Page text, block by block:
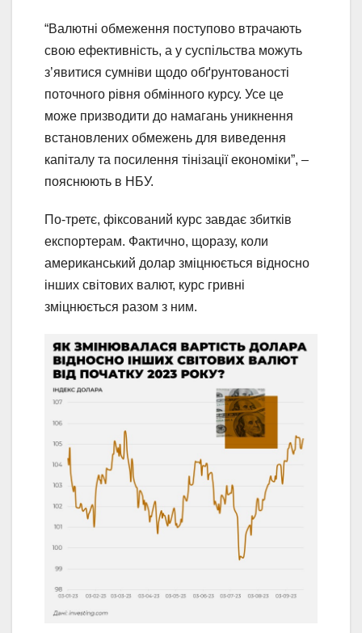
“Валютні обмеження поступово втрачають
свою ефективність, а у суспільства можуть
з’явитися сумніви щодо обґрунтованості
поточного рівня обмінного курсу. Усе це
може призводити до намагань уникнення
встановлених обмежень для виведення
капіталу та посилення тінізації економіки”, –
пояснюють в НБУ.
По-третє, фіксований курс завдає збитків
експортерам. Фактично, щоразу, коли
американський долар зміцнюється відносно
інших світових валют, курс гривні
зміцнюється разом з ним.